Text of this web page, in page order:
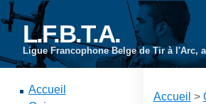
L.F.B.T.A.
Ligue Francophone Belge de Tir à l'Arc,
Accueil
Accueil >